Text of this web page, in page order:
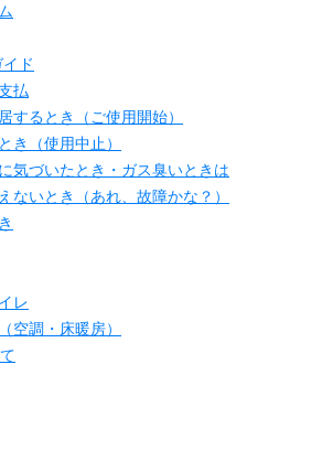
ド
払
するとき（ご使用開始）
き（使用中止）
気づいたとき・ガス臭いときは
ないとき（あれ、故障かな？）
レ
空調・床暖房）